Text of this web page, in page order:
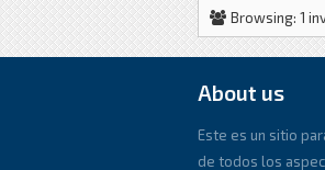
Browsing: 1
About us
Este es un sitio
de todos los